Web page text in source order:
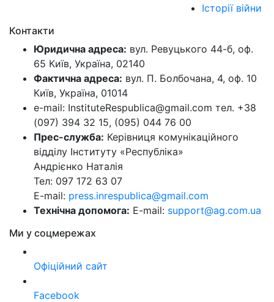
Історії війни
Контакти
Юридична адреса: вул. Ревуцького 44-б, оф.
65 Київ, Україна, 02140
Фактична адреса: вул. П. Болбочана, 4, оф. 10
Київ, Україна, 01014
e-mail: InstituteRespublica@gmail.com тел. +38
(097) 394 32 15, (095) 044 76 00
Прес-служба: Керівниця комунікаційного
відділу Інституту «Республіка»
Андрієнко Наталія
Тел: 097 172 63 07
E-mail: press.inrespublica@gmail.com
Технічна допомога: E-mail: support@ag.com.ua
Ми у соцмережах
Офіційний сайт
Facebook